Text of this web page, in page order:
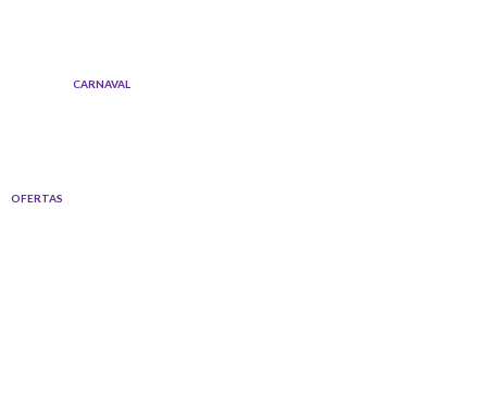
OFERTAS
CARNAVAL